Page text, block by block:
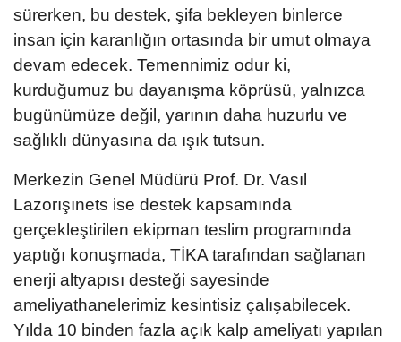
sürerken, bu destek, şifa bekleyen binlerce
insan için karanlığın ortasında bir umut olmaya
devam edecek. Temennimiz odur ki,
kurduğumuz bu dayanışma köprüsü, yalnızca
bugünümüze değil, yarının daha huzurlu ve
sağlıklı dünyasına da ışık tutsun.
Merkezin Genel Müdürü Prof. Dr. Vasıl
Lazorışınets ise destek kapsamında
gerçekleştirilen ekipman teslim programında
yaptığı konuşmada, TİKA tarafından sağlanan
enerji altyapısı desteği sayesinde
ameliyathanelerimiz kesintisiz çalışabilecek.
Yılda 10 binden fazla açık kalp ameliyatı yapılan